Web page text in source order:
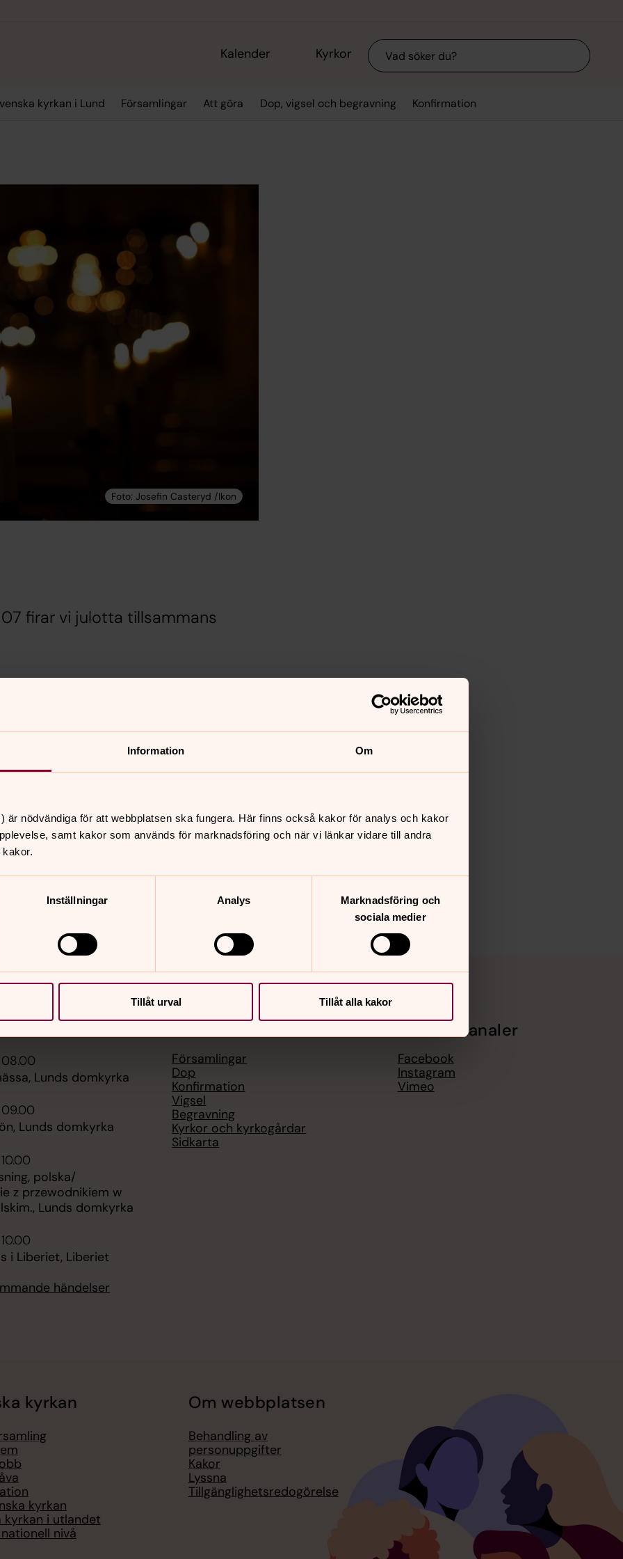
Information Om
är nödvändiga för att webbplatsen ska fungera. Här finns också kakor för analys och kakor
samt kakor som används för marknadsföring och när vi länkar vidare till andra
Inställningar Analys
Marknadsföring och
sociala medier
Tillåt urval Tillåt alla kakor
Kalender Kyrkor Sök
kyrkan i Lund Församlingar Att göra Dop, vigsel och begravning Konfirmation
firar vi julotta tillsammans
Lunds domkyrka
Lunds domkyrka
polska/
z przewodnikiem w
Lunds domkyrka
i Liberiet, Liberiet
händelser
Församlingar
Dop
Konfirmation
Vigsel
Begravning
Kyrkor och kyrkogårdar
Sidkarta
Sociala kanaler
Facebook
Instagram
Vimeo
kyrkan
kyrkan
kyrkan i utlandet
nivå
Om webbplatsen
Behandling av
personuppgifter
Kakor
Lyssna
Tillgänglighetsredogörelse